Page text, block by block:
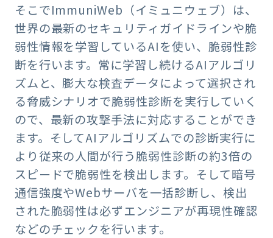
そこでImmuniWeb（イミュニウェブ）は、
世界の最新のセキュリティガイドラインや脆
弱性情報を学習しているAIを使い、脆弱性診
断を行います。常に学習し続けるAIアルゴリ
ズムと、膨大な検査データによって選択され
る脅威シナリオで脆弱性診断を実行していく
ので、最新の攻撃手法に対応することができ
ます。そしてAIアルゴリズムでの診断実行に
より従来の人間が行う脆弱性診断の約3倍の
スピードで脆弱性を検出します。そして暗号
通信強度やWebサーバを一括診断し、検出
された脆弱性は必ずエンジニアが再現性確認
などのチェックを行います。